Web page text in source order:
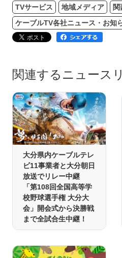
TVサービス 地域メディア
関
ケーブルTV各社ニュース・お知
関連するニュース
大分県内ケーブルテレ
ビ11事業者と大分朝日
放送でリレー中継
「第108回全国高等学
校野球選手権 大分大
会」開会式から決勝戦
まで全試合生中継！